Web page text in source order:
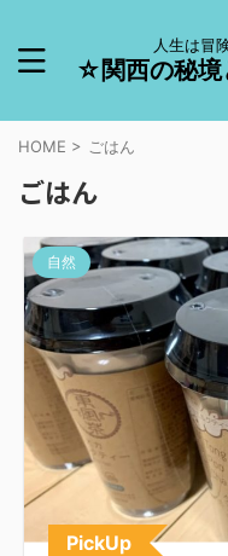
人生は冒
☆関西の秘境
HOME > ごはん
ごはん
自然
PickUp